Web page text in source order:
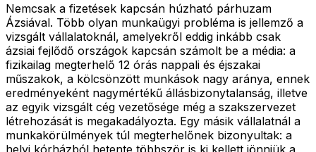
Nemcsak a fizetések kapcsán húzható párhuzam
Ázsiával. Több olyan munkaügyi probléma is jellemző a
vizsgált vállalatoknál, amelyekről eddig inkább csak
ázsiai fejlődő országok kapcsán számolt be a média: a
fizikailag megterhelő 12 órás nappali és éjszakai
műszakok, a kölcsönzött munkások nagy aránya, ennek
eredményeként nagymértékű állásbizonytalanság, illetve
az egyik vizsgált cég vezetősége még a szakszervezet
létrehozását is megakadályozta. Egy másik vállalatnál a
munkakörülmények túl megterhelőnek bizonyultak: a
helyi kórházból hetente többször is ki kellett jönniük a